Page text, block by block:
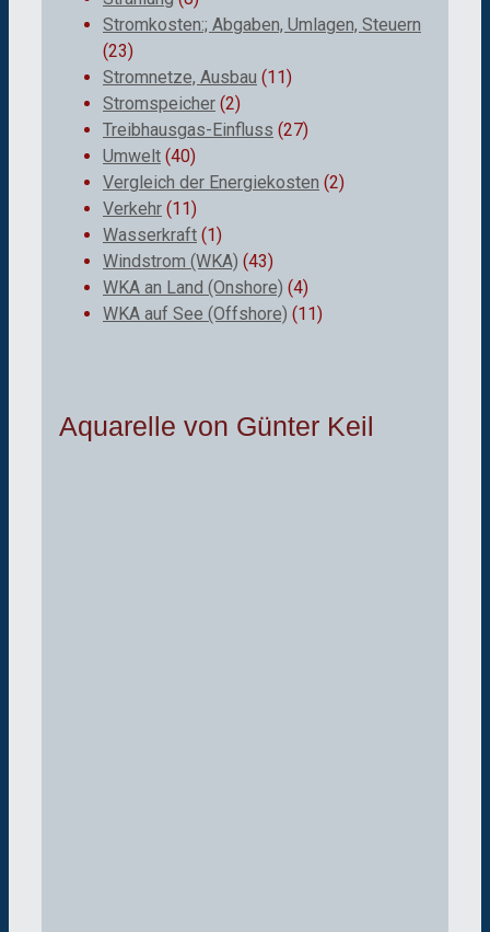
Stromkosten:; Abgaben, Umlagen, Steuern
(23)
Stromnetze, Ausbau (11)
Stromspeicher (2)
Treibhausgas-Einfluss (27)
Umwelt (40)
Vergleich der Energiekosten (2)
Verkehr (11)
Wasserkraft (1)
Windstrom (WKA) (43)
WKA an Land (Onshore) (4)
WKA auf See (Offshore) (11)
Aquarelle von Günter Keil